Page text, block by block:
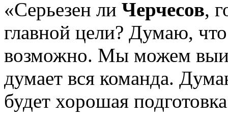
«Серьезен ли Черчесов,
главной цели? Думаю,
возможно. Мы можем
думает вся команда.
будет хорошая